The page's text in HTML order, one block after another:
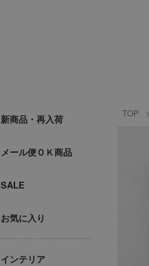
TOP
新商品・再入荷
メール便ＯＫ商品
SALE
お気に入り
インテリア